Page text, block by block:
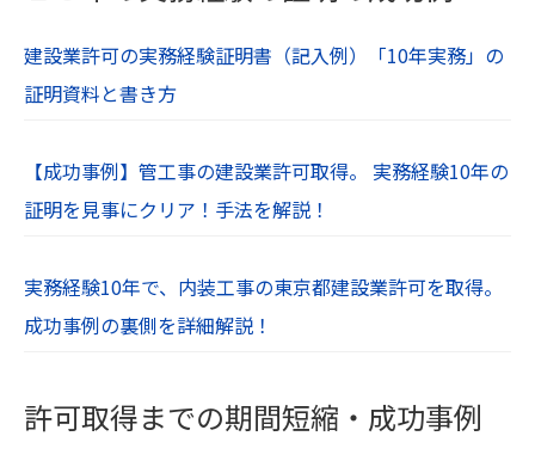
建設業許可の実務経験証明書（記入例）「10年実務」の
証明資料と書き方
【成功事例】管工事の建設業許可取得。 実務経験10年の
証明を見事にクリア！手法を解説！
実務経験10年で、内装工事の東京都建設業許可を取得。
成功事例の裏側を詳細解説！
許可取得までの期間短縮・成功事例